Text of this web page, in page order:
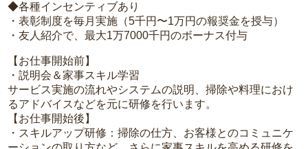
◆各種インセンティブあり
・表彰制度を毎月実施（5千円〜1万円の報奨金を授与）
・友人紹介で、最大1万7000千円のボーナス付与
【お仕事開始前】
・説明会＆家事スキル学習
サービス実施の流れやシステムの説明、掃除や料理におけ
るアドバイスなどを元に研修を行います。
【お仕事開始後】
・スキルアップ研修：掃除の仕方、お客様とのコミュニケ